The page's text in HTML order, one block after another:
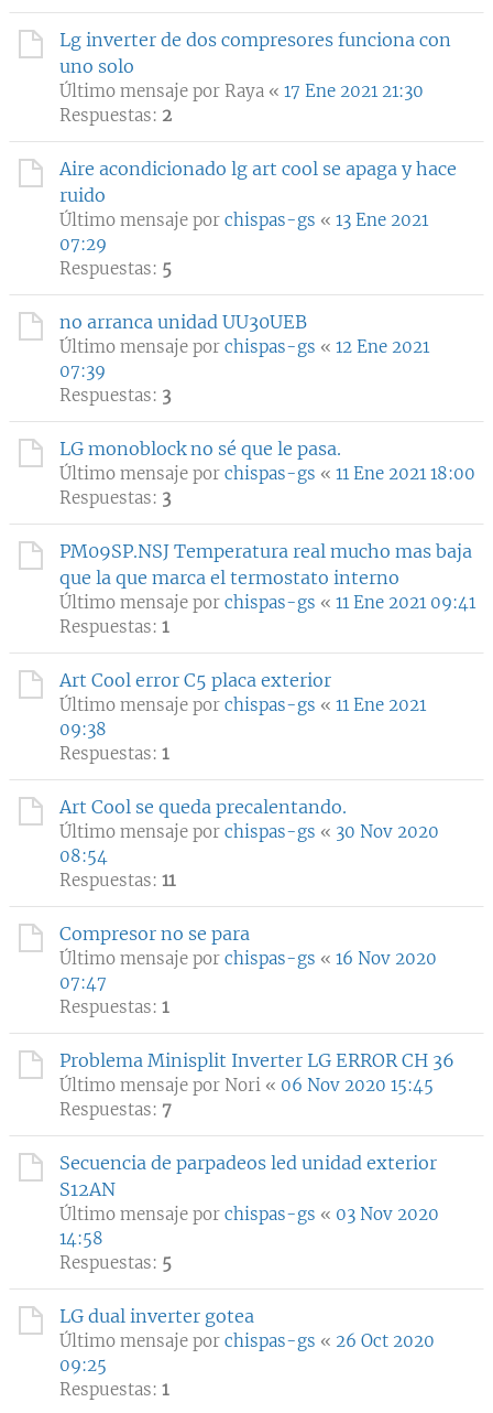
Lg inverter de dos compresores funciona con
uno solo
Último mensaje por Raya « 17 Ene 2021 21:30
Respuestas: 2
Aire acondicionado lg art cool se apaga y hace
ruido
Último mensaje por chispas-gs « 13 Ene 2021
07:29
Respuestas: 5
no arranca unidad UU30UEB
Último mensaje por chispas-gs « 12 Ene 2021
07:39
Respuestas: 3
LG monoblock no sé que le pasa.
Último mensaje por chispas-gs « 11 Ene 2021 18:00
Respuestas: 3
PM09SP.NSJ Temperatura real mucho mas baja
que la que marca el termostato interno
Último mensaje por chispas-gs « 11 Ene 2021 09:41
Respuestas: 1
Art Cool error C5 placa exterior
Último mensaje por chispas-gs « 11 Ene 2021
09:38
Respuestas: 1
Art Cool se queda precalentando.
Último mensaje por chispas-gs « 30 Nov 2020
08:54
Respuestas: 11
Compresor no se para
Último mensaje por chispas-gs « 16 Nov 2020
07:47
Respuestas: 1
Problema Minisplit Inverter LG ERROR CH 36
Último mensaje por Nori « 06 Nov 2020 15:45
Respuestas: 7
Secuencia de parpadeos led unidad exterior
S12AN
Último mensaje por chispas-gs « 03 Nov 2020
14:58
Respuestas: 5
LG dual inverter gotea
Último mensaje por chispas-gs « 26 Oct 2020
09:25
Respuestas: 1